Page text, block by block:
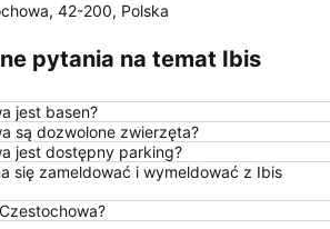
Częstochowa-Rudniki Airport
Solpark
Rynek
Jasnogórska Szopka Bożonarodzeniowa
Grabówka
Ostatni Grosz
42-200, Polska
pytania na temat Ibis
jest basen?
są dozwolone zwierzęta?
jest dostępny parking?
się zameldować i wymeldować z Ibis